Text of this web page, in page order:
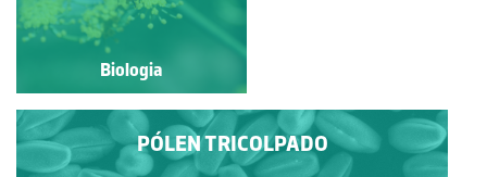
ANGIOSPÉRMICA
Biologia
PÓLEN TRICOLPADO
Biologia